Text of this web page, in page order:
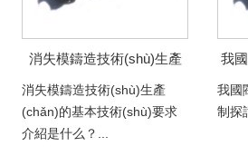
消失模鑄造技術(shù)生產
(chǎn)的基本技術(shù)要求
介紹是什么？
消失模鑄造技術(shù)生產
(chǎn)的基本技術(shù)要求
介紹是什么？...
我
我國
制探